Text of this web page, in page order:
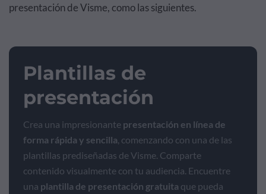
presentación de Visme, como las siguientes.
Plantillas de
presentación
Crea una impresionante presentación en línea de
forma rápida y sencilla, comenzando con una de las
plantillas prediseñadas de Visme. Comparte
contenido visualmente con tu audiencia. Encuentre
una plantilla de presentación gratuita que pueda